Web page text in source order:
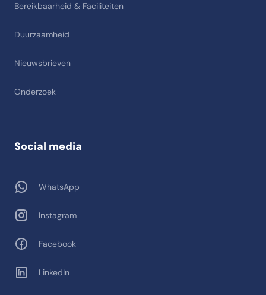
Bereikbaarheid & Faciliteiten
Duurzaamheid
Nieuwsbrieven
Onderzoek
Social media
WhatsApp
Instagram
Facebook
LinkedIn